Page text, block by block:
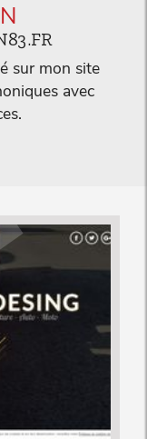
sur mon site
avec